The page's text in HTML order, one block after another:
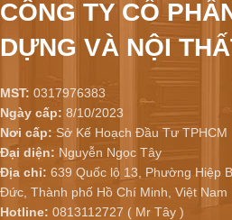
CÔNG TY CỔ
DỰNG VÀ NỘI
MST: 0317976383
Ngày cấp: 8/10/2023
Nơi cấp: Sở Kế Hoạch Đầu Tư TPHCM
Đại diện: Nguyễn Ngọc Tây
Địa chỉ: 639 Quốc lộ 13, Phường Hiệp
Đức, Thành phố Hồ Chí Minh, Việt Nam
Hotline: 0813112727 ( Mr Tây )